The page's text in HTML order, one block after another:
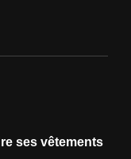
ses vêtements